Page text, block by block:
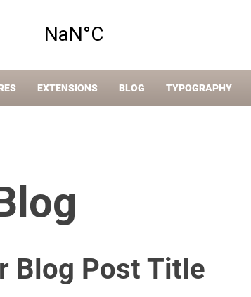
EXTENSIONS BLOG TYPOGRAPHY
Blog Post Title